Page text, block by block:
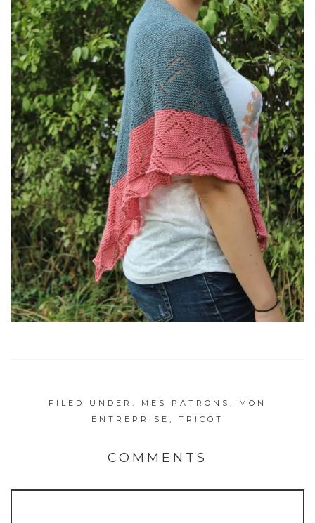
FILED UNDER: MES PATRONS , MON
ENTREPRISE , TRICOT
COMMENTS